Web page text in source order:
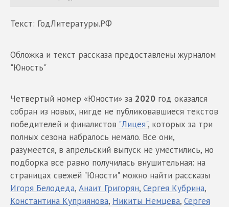
Текст: ГодЛитературы.РФ
Обложка и текст рассказа предоставлены журналом
"Юность"
Четвертый номер «Юности» за 2020 год оказался
собран из новых, нигде не публиковавшиеся текстов
победителей и финалистов "Лицея", которых за три
полных сезона набралось немало. Все они,
разумеется, в апрельский выпуск не уместились, но
подборка все равно получилась внушительная: на
страницах свежей "Юности" можно найти рассказы
Игоря Белодеда, Анаит Григорян, Сергея Кубрина,
Константина Куприянова, Никиты Немцева, Сергея